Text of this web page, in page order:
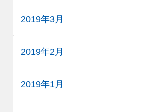
2019年3月
2019年2月
2019年1月